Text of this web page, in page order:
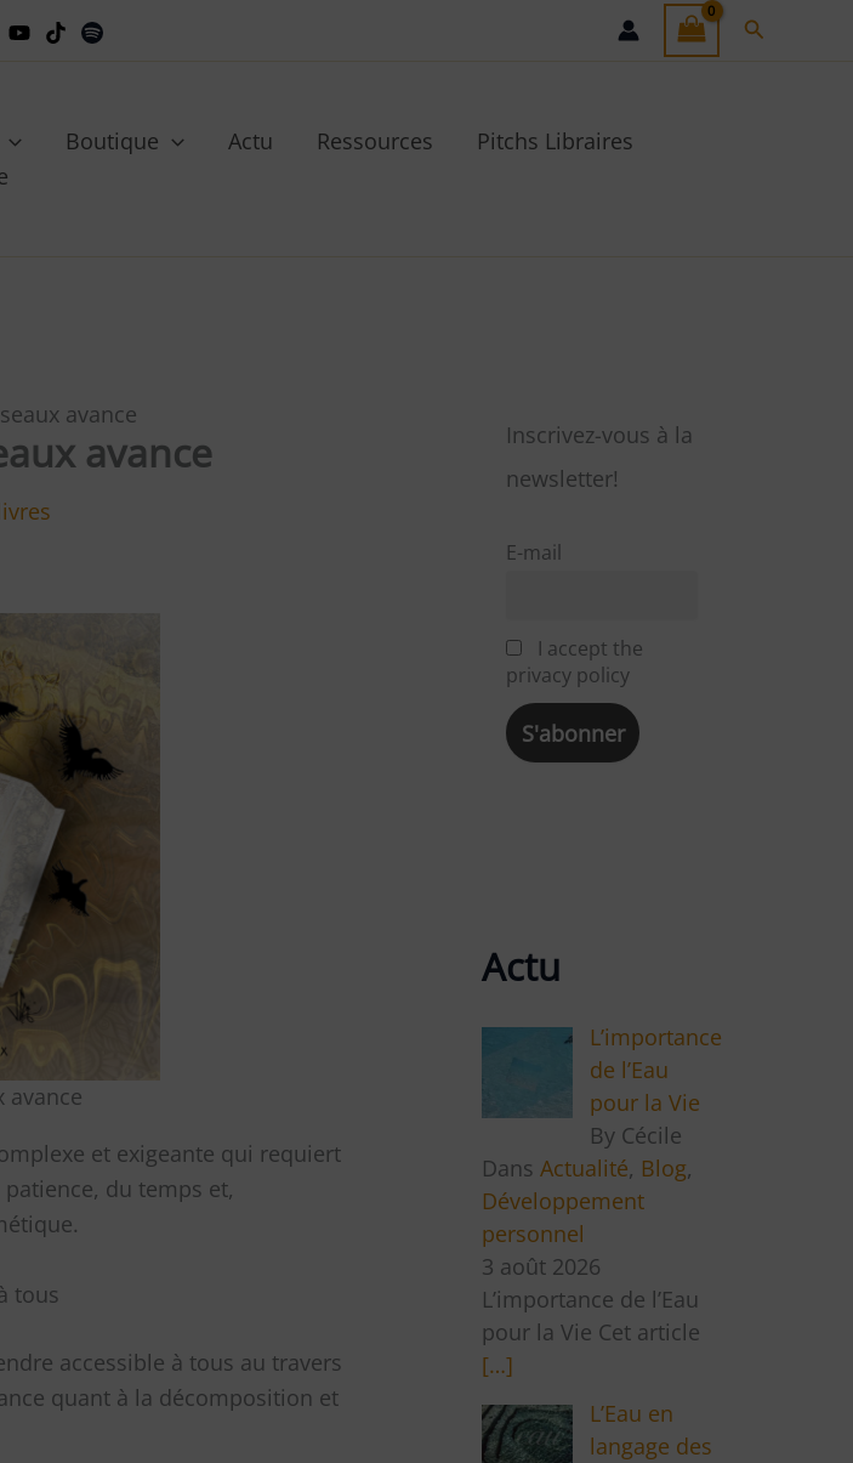
Boutique Actu Ressources
Pitchs Libraires
avance
avance
avance
et exigeante qui requiert
du temps et,
tous
accessible à tous au travers
quant à la décomposition et
Inscrivez-vous à la
newsletter!
E-mail
I accept the
privacy policy
Actu
L’importance
de l’Eau
pour la Vie
By Cécile
Dans Actualité, Blog,
Développement
personnel
3 août 2026
L’importance de l’Eau
pour la Vie Cet article
[…]
L’Eau en
langage des